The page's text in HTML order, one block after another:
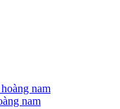
nam
nam